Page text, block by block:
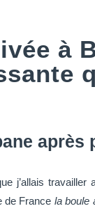
à
après
j’allais
de France la boule